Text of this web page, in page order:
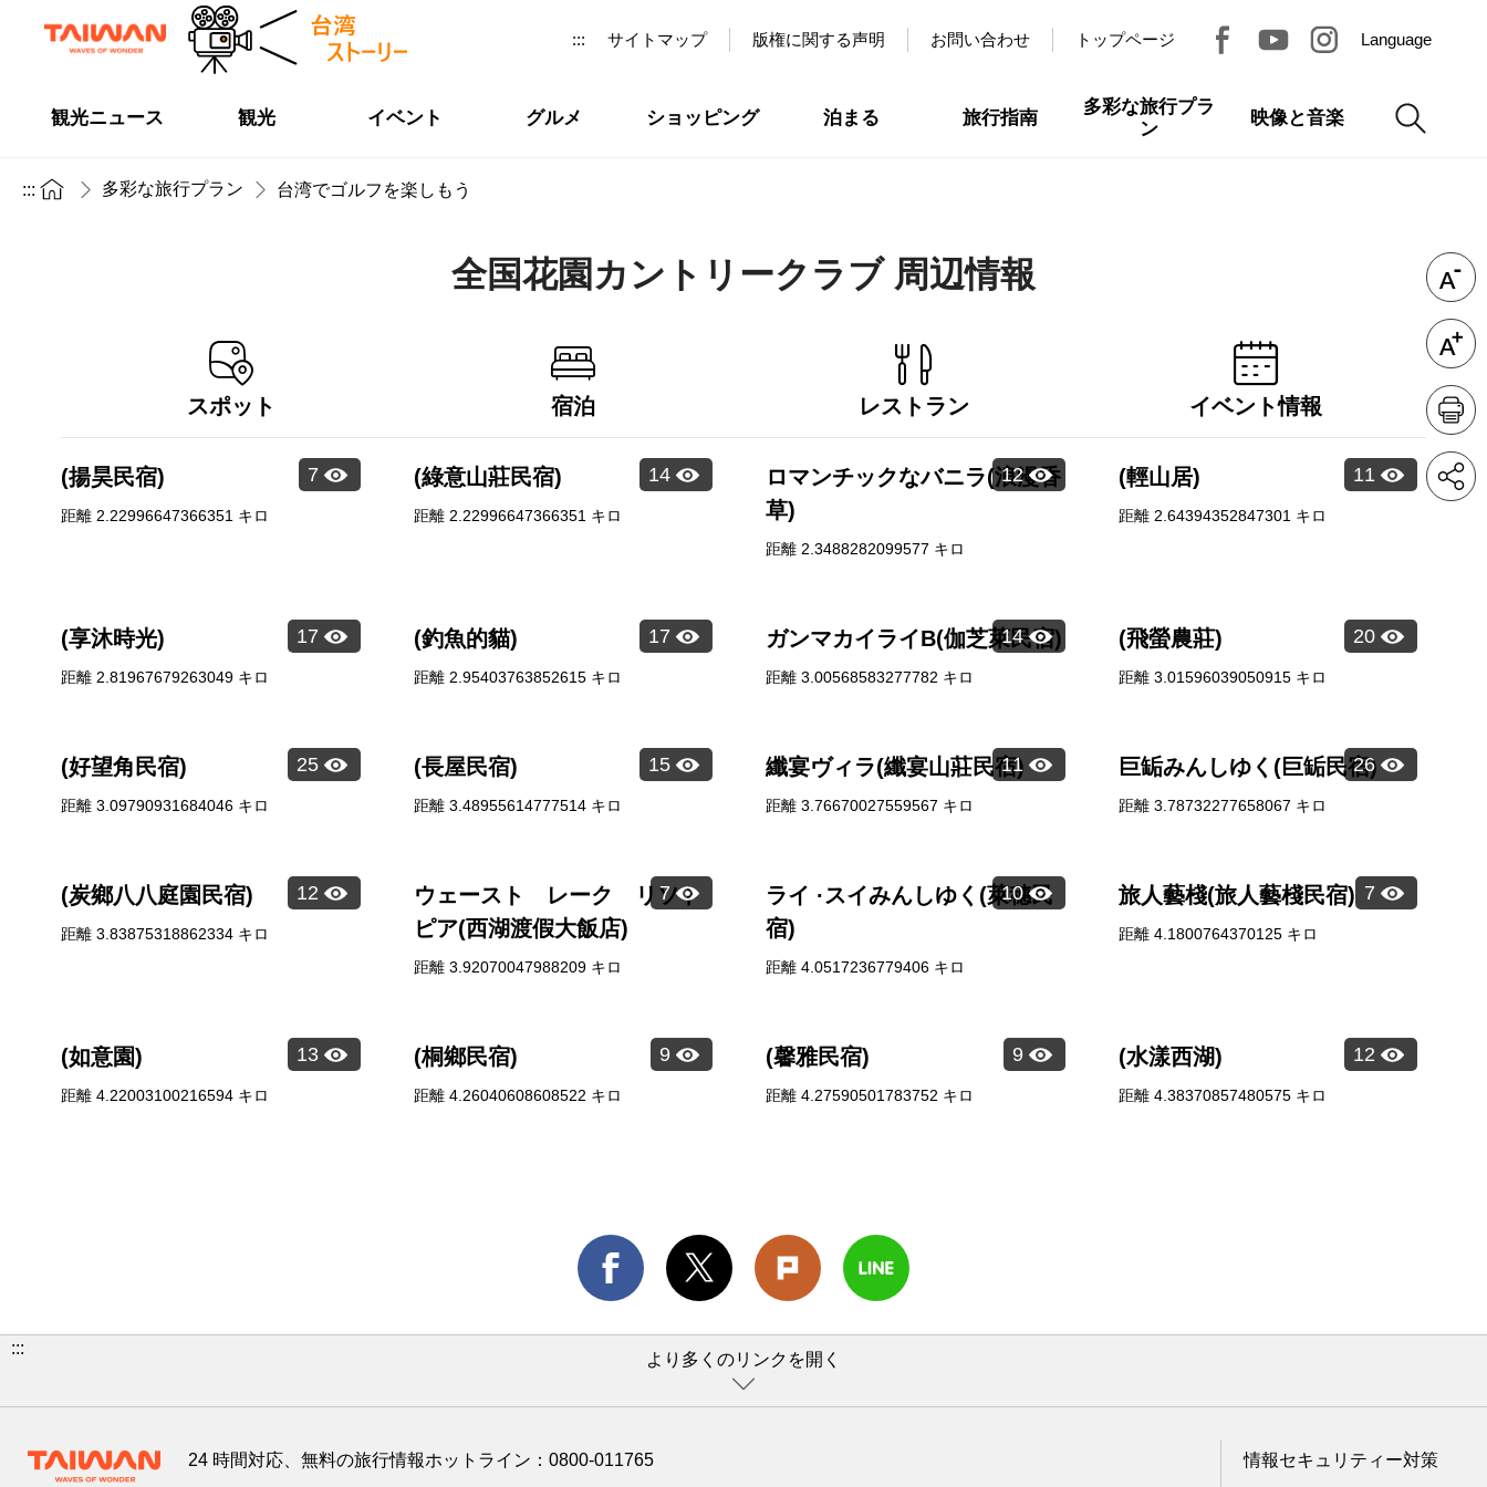
::: サイトマップ 版権に関する声明 お問い合わせ トップページ Language
観光ニュース 観光 イベント グルメ ショッピング 泊まる 旅行指南
多彩な旅行プラ
ン
映像と音楽
::: 多彩な旅行プラン 台湾でゴルフを楽しもう
全国花園カントリークラブ 周辺情報
スポット 宿泊 レストラン イベント情報
(揚昊民宿)
距離 2.22996647366351 キロ
7 (綠意山莊民宿)
距離2.22996647366351 キロ
14
ロマンチックなバニラ(浪漫香
草)
距離 2.3488282099577 キロ
12 (輕山居)
距離2.64394352847301 キロ
11
(享沐時光)
距離 2.81967679263049 キロ
17 (釣魚的貓)
距離2.95403763852615 キロ
17 ガンマカイライB(伽芝萊民宿)
距離 3.00568583277782 キロ
14 (飛螢農莊)
距離3.01596039050915 キロ
20
(好望角民宿)
距離 3.09790931684046 キロ
25 (長屋民宿)
距離3.48955614777514 キロ
15 纖宴ヴィラ(纖宴山莊民宿)
距離 3.76670027559567 キロ
11 巨缿みんしゆく(巨缿民宿)
距離3.78732277658067 キロ
26
(炭鄉八八庭園民宿)
距離 3.83875318862334 キロ
12
ウェースト レーク リソト
ピア(西湖渡假大飯店)
距離3.92070047988209 キロ
7
ライ ·スイみんしゆく(萊穗民
宿)
距離 4.0517236779406 キロ
10 旅人藝棧(旅人藝棧民宿)
距離4.1800764370125 キロ
7
(如意園)
距離 4.22003100216594 キロ
13 (桐鄉民宿)
距離4.26040608608522 キロ
9 (馨雅民宿)
距離 4.27590501783752 キロ
9 (水漾西湖)
距離4.38370857480575 キロ
12
:::
より多くのリンクを開く
24 時間対応、無料の旅行情報ホットライン： 0800-011765 情報セキュリティー対策